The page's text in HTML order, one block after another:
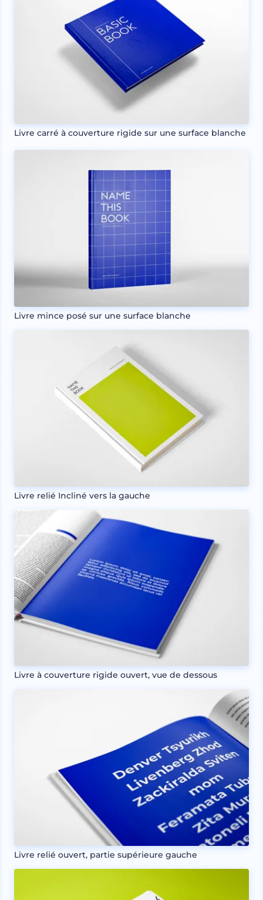
Livre carré à couverture rigide sur une surface blanche
Livre mince posé sur une surface blanche
Livre relié Incliné vers la gauche
Livre à couverture rigide ouvert, vue de dessous
Livre relié ouvert, partie supérieure gauche